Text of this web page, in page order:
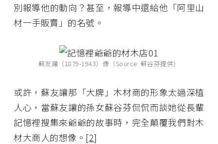
別報導他的動向？甚至，報導中還給他「阿里山
材一手販賣」的名號。
蘇友讓（1879-1943）像（Source: 蘇谷芬提供）
或許，蘇友讓那「大牌」木材商的形象太過深植
人心，當蘇友讓的孫女蘇谷芬侃侃而談她從長輩
記憶裡搜集來爺爺的故事時，完全顛覆我們對木
材大商人的想像。[2]